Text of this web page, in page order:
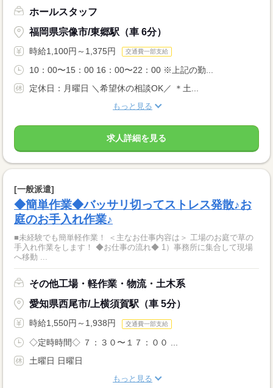
ホールスタッフ
福岡県宗像市/東郷駅（車 6分）
時給1,100円～1,375円 交通費一部支給
10：00〜15：00 16：00〜22：00 ※上記の勤...
定休日：月曜日 ＼希望休の相談OK／ ＊土...
もっと見る
求人詳細を見る
[一般派遣]
◆簡単作業◆バッサリ切ってストレス発散♪お
庭のお手入れ作業♪
■未経験でも簡単軽作業！ ＜主なお仕事内容は＞ 工場のお庭で草の
手入れ作業をします！ ◆お仕事の流れ◆ 1）事務所に集合して現場
へ移動 ...
その他工場・軽作業・物流・土木系
愛知県西尾市/上横須賀駅（車 5分）
時給1,550円～1,938円 交通費一部支給
◇定時時間◇ ７：３０〜１７：００ ...
土曜日 日曜日
もっと見る